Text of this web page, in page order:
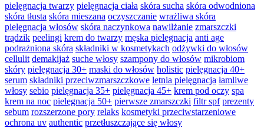
pielęgnacja twarzy pielęgnacja ciała skóra sucha skóra odwodniona
skóra tłusta skóra mieszana oczyszczanie wrażliwa skóra
pielęgnacja włosów skóra naczynkowa nawilżanie zmarszczki
trądzik peelingi krem do twarzy męska pielęgnacja anti age
podrażniona skóra składniki w kosmetykach odżywki do włosów
cellulit demakijaż suche włosy szampony do włosów mikrobiom
skóry pielęgnacja 30+ maski do włosów holistic pielęgnacja 40+
serum składniki przeciwzmarszczkowe letnia pielęgnacja łamliwe
włosy sebio pielęgnacja 35+ pielęgnacja 45+ krem pod oczy spa
krem na noc pielęgnacja 50+ pierwsze zmarszczki filtr spf prezenty
sebum rozszerzone pory relaks kosmetyki przeciwstarzeniowe
ochrona uv authentic przetłuszczające się włosy